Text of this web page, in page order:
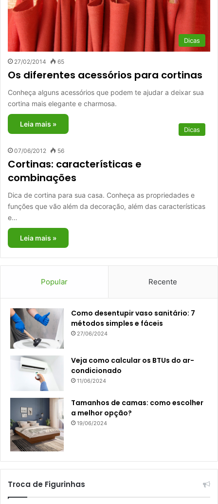
Dicas
27/02/2014 65
Os diferentes acessórios para cortinas
Conheça alguns acessórios que podem te ajudar a deixar sua
cortina mais elegante e charmosa.
Leia mais »
Dicas
07/06/2012 56
Cortinas: características e
combinações
Dica de cortina para sua casa. Conheça as propriedades e
funções que vão além da decoração, além das características
e…
Leia mais »
Popular Recente
Como desentupir vaso sanitário: 7
métodos simples e fáceis
27/06/2024
Veja como calcular os BTUs do ar-
condicionado
11/06/2024
Tamanhos de camas: como escolher
a melhor opção?
19/06/2024
Troca de Figurinhas